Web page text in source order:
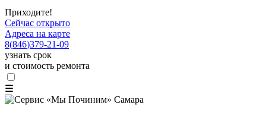
Приходите!
Сейчас открыто
Адреса на карте
8(846)379-21-09
узнать срок
и стоимость ремонта
☰